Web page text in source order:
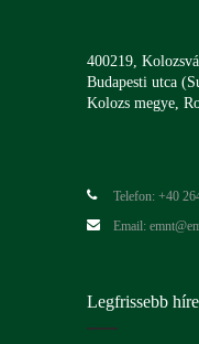
400219,
Budapesti utca
Kolozs megye,
Telefon: +40
Email:
Legfrissebb